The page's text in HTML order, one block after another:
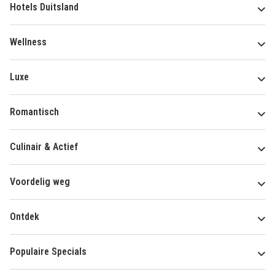
Hotels Duitsland
Wellness
Luxe
Romantisch
Culinair & Actief
Voordelig weg
Ontdek
Populaire Specials